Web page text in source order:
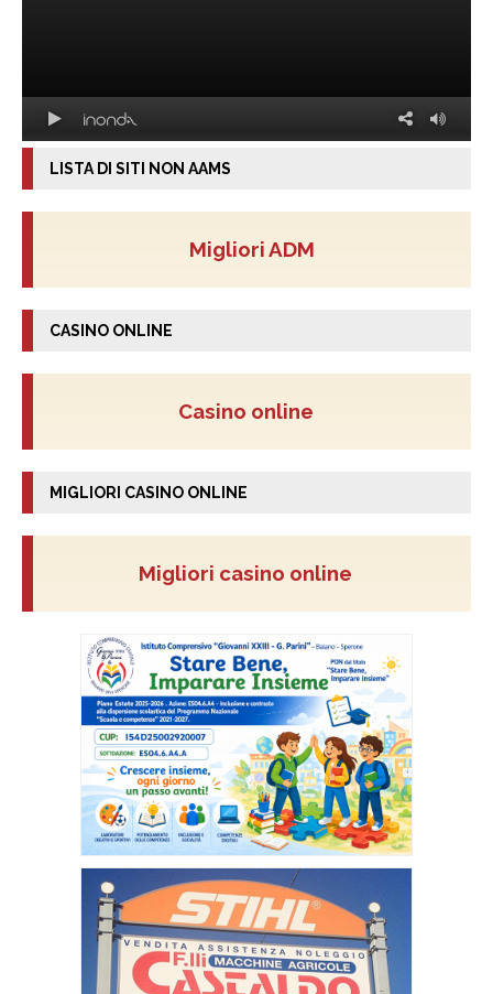
LISTA DI SITI NON AAMS
Migliori ADM
CASINO ONLINE
Casino online
MIGLIORI CASINO ONLINE
Migliori casino online